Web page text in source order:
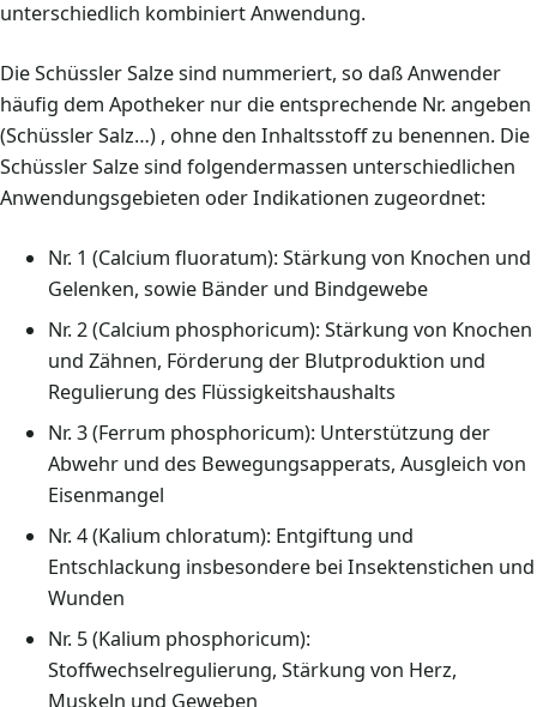
unterschiedlich kombiniert Anwendung.
Die Schüssler Salze sind nummeriert, so daß Anwender
häufig dem Apotheker nur die entsprechende Nr. angeben
(Schüssler Salz…) , ohne den Inhaltsstoff zu benennen. Die
Schüssler Salze sind folgendermassen unterschiedlichen
Anwendungsgebieten oder Indikationen zugeordnet:
Nr. 1 (Calcium fluoratum): Stärkung von Knochen und
Gelenken, sowie Bänder und Bindgewebe
Nr. 2 (Calcium phosphoricum): Stärkung von Knochen
und Zähnen, Förderung der Blutproduktion und
Regulierung des Flüssigkeitshaushalts
Nr. 3 (Ferrum phosphoricum): Unterstützung der
Abwehr und des Bewegungsapperats, Ausgleich von
Eisenmangel
Nr. 4 (Kalium chloratum): Entgiftung und
Entschlackung insbesondere bei Insektenstichen und
Wunden
Nr. 5 (Kalium phosphoricum):
Stoffwechselregulierung, Stärkung von Herz,
Muskeln und Geweben